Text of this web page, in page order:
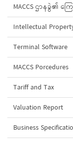
MACCS ဌာနခွဲ၏ ကြ
Intellectual
Terminal Software
MACCS Porcedures
Tariff and Tax
Valuation Report
Business